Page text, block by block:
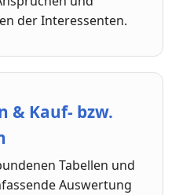
der Interessenten.
& Kauf- bzw.
Tabellen und
Auswertung